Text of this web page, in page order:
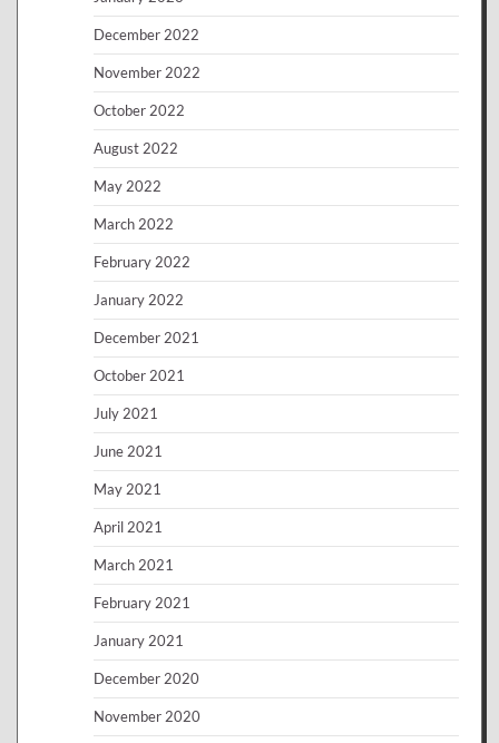
December 2022
November 2022
October 2022
August 2022
May 2022
March 2022
February 2022
January 2022
December 2021
October 2021
July 2021
June 2021
May 2021
April 2021
March 2021
February 2021
January 2021
December 2020
November 2020